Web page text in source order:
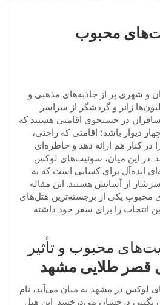
محبوب
و شهری پر از جاذبه‌های مذهبی و
زائر و گردشگر از سراسر
در جستجوی اقامتی هستند که
دیوار باشد؛ اقامتی که راحتی،
در کنار هم ارائه دهد و خاطره‌ای
در این میان، سوئیت‌های لوکس
ایده‌آل برای کسانی است که به
از آسایش هستند. این مقاله
محبوب یکی از برجسته‌ترین هتل‌های
انتخاب را برای سفر خود داشته
محبوب و تأثیر
قصر طلایی مشهد
لوکس در مشهد به میان می‌آید، نام
درخشان می‌درخشد. این هتل